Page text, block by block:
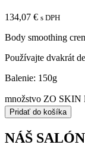
134,07 € s DPH
Body smoothing
Používajte dvakrát
Balenie: 150g
množstvo ZO SKIN
Pridať do košíka
NÁŠ SALÓN